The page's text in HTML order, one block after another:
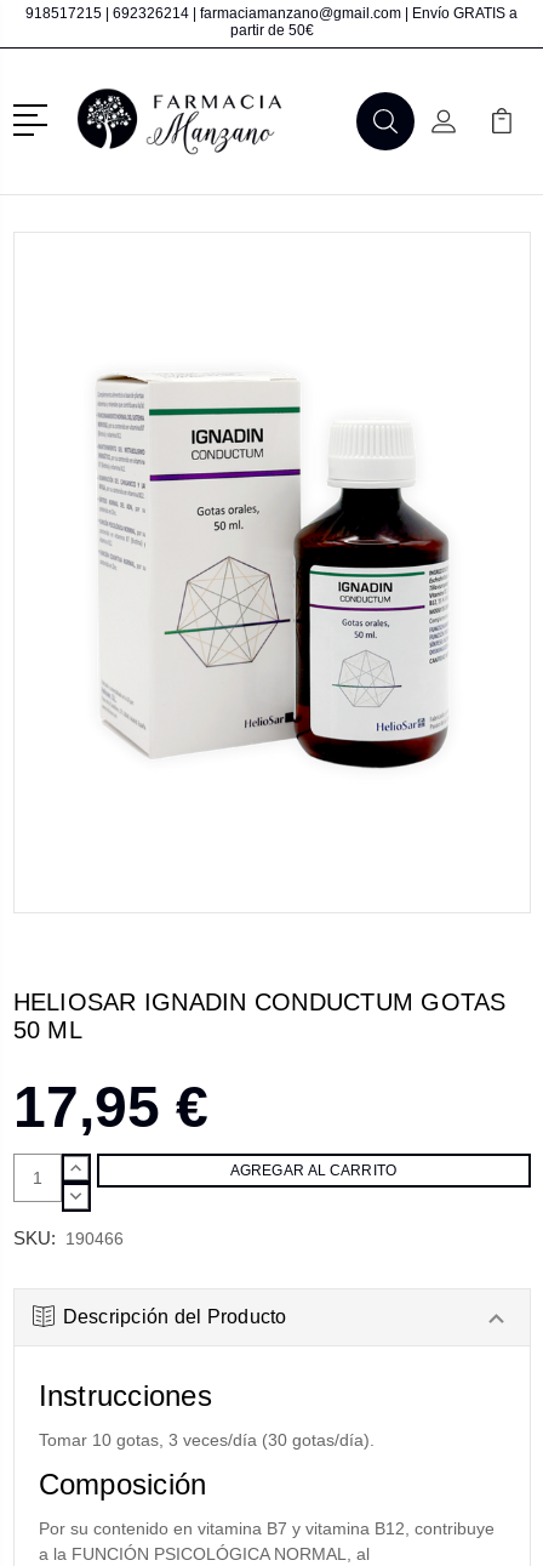
918517215 692326214 farmaciamanzano@gmail.com | Envío GRATIS a
partir de 50€
Menú
BuscarMi Cuenta
Mi
HELIOSAR IGNADIN CONDUCTUM GOTAS
50 ML
17,95 €
AUMENTAR
CANTIDAD:
DISMINUIR
SKU: 190466
Descripción del Producto
Instrucciones
Tomar 10 gotas, 3 veces/día (30 gotas/día).
Composición
Por su contenido en vitamina B7 y vitamina B12, contribuye
a la FUNCIÓN PSICOLÓGICA NORMAL, al